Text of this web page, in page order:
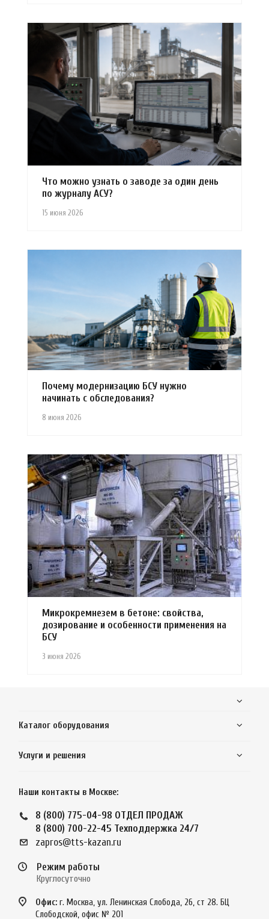
15 июня 2026
Что можно узнать о заводе за один день
по журналу АСУ?
8 июня 2026
Почему модернизацию БСУ нужно
начинать с обследования?
3 июня 2026
Микрокремнезем в бетоне: свойства,
дозирование и особенности применения на
БСУ
Каталог оборудования
Услуги и решения
Наши контакты в Москве:
8 (800) 775-04-98 ОТДЕЛ ПРОДАЖ
8 (800) 700-22-45 Техподдержка 24/7
zapros@tts-kazan.ru
Режим работы
Круглосуточно
Офис: г. Москва, ул. Ленинская Слобода, 26, ст 28. БЦ
Слободской, офис № 201